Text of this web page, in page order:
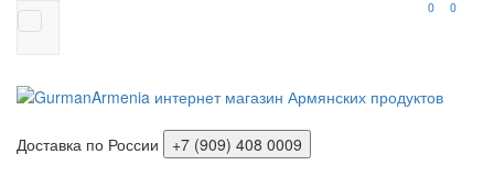
0 0
Доставка по России +7 (909) 408 0009